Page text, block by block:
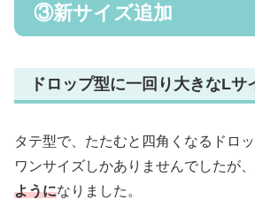
③新サイズ追加
ドロップ型に一回り大きなLサ
タテ型で、たたむと四角くなるドロ
ワンサイズしかありませんでしたが、
ようになりました。